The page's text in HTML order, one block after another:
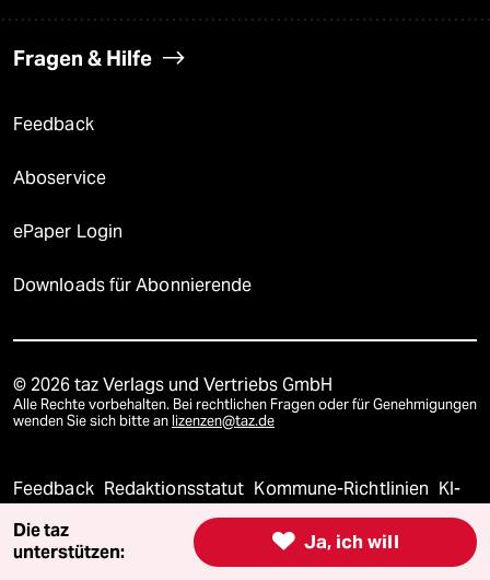
Fragen & Hilfe
Feedback
Aboservice
ePaper Login
Downloads für Abonnierende
© 2026 taz Verlags und Vertriebs GmbH
Alle Rechte vorbehalten. Bei rechtlichen Fragen oder für Genehmigungen
wenden Sie sich bitte an lizenzen@taz.de
Feedback Redaktionsstatut Kommune-Richtlinien KI-
Leitlinie Informant Datenschutz Impressum AGB
 Ja, ich will
Die taz
unterstützen: